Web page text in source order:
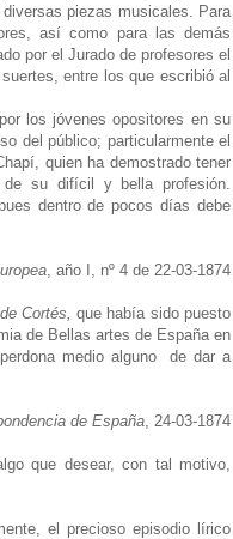
piezas musicales. Para
así como para las demás
por el Jurado de profesores el
entre los que escribió al
los jóvenes opositores en su
del público; particularmente el
quien ha demostrado tener
de su difícil y bella profesión.
dentro de pocos días debe
, año I, nº 4 de 22-03-1874
Cortés,que había sido puesto
de Bellas artes de España en
medio alguno
de dar a
de España, 24-03-1874
que desear, con tal motivo,
el precioso episodio lírico